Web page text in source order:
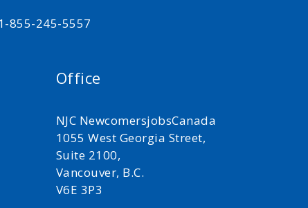
855-245-5557
Office
NJC NewcomersjobsCanada
1055 West Georgia Street,
Suite 2100,
Vancouver, B.C.
V6E 3P3